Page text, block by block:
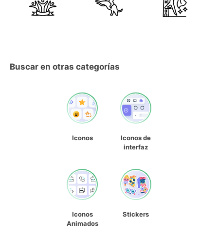
Buscar en otras categorías
Iconos
Iconos de
interfaz
Iconos
Animados
Stickers